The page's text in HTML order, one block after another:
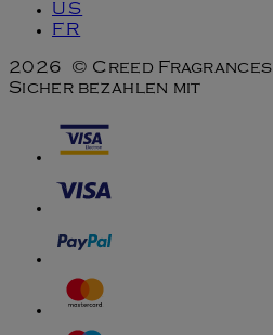
US
FR
2026 © Creed Fragrances
Sicher bezahlen mit